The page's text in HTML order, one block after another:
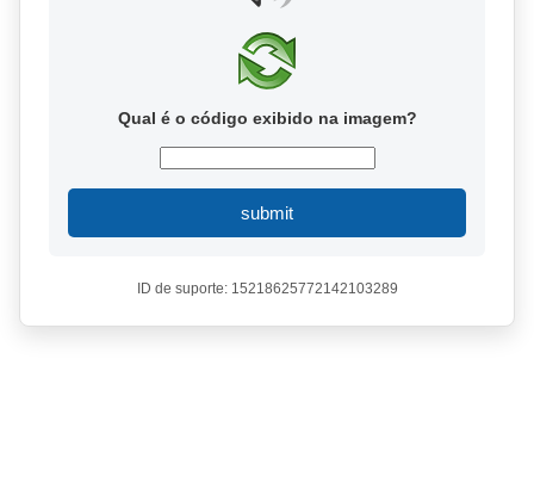
Qual é o código exibido na imagem?
submit
ID de suporte: 15218625772142103289